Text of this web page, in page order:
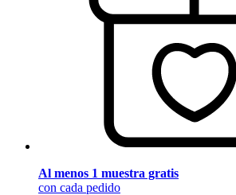
Al menos 1 muestra gratis
con cada pedido